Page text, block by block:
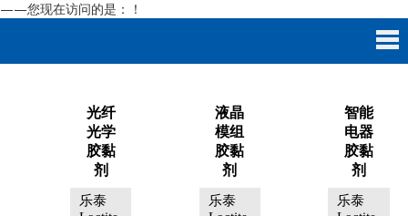
——您现在访问的是： ！